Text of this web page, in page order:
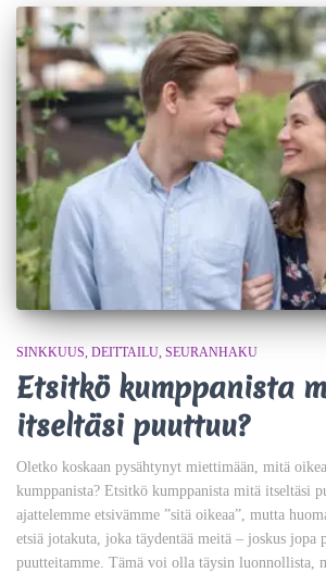
SINKKUUS DEITTAILU SEURANHAKU
Etsitkö kumppanista
itseltäsi puuttuu?
Oletko koskaan pysähtynyt miettimään, mitä
kumppanista? Etsitkö kumppanista mitä itseltäsi
ajattelemme etsivämme ”sitä oikeaa”, mutta
etsiä jotakuta, joka täydentää meitä – joskus jopa
puutteitamme. Tämä voi olla täysin luonnollista,